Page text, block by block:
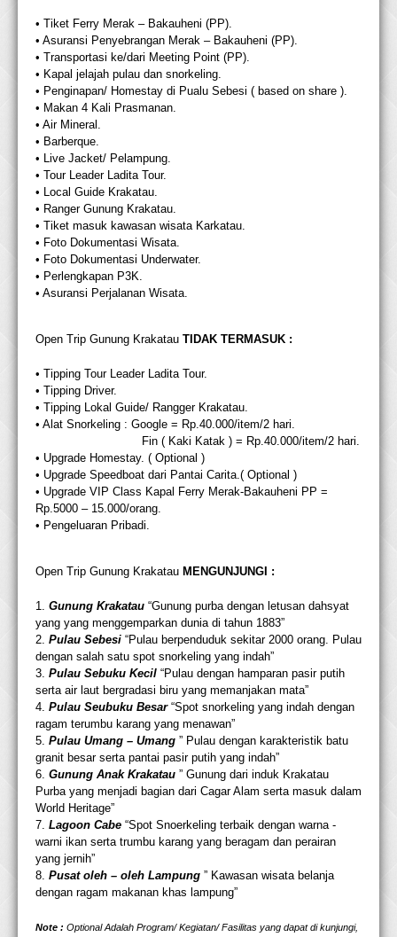
• Tiket Ferry Merak – Bakauheni (PP).
• Asuransi Penyebrangan Merak – Bakauheni (PP).
• Transportasi ke/dari Meeting Point (PP).
• Kapal jelajah pulau dan snorkeling.
• Penginapan/ Homestay di Pualu Sebesi ( based on share ).
• Makan 4 Kali Prasmanan.
• Air Mineral.
• Barberque.
• Live Jacket/ Pelampung.
• Tour Leader Ladita Tour.
• Local Guide Krakatau.
• Ranger Gunung Krakatau.
• Tiket masuk kawasan wisata Karkatau.
• Foto Dokumentasi Wisata.
• Foto Dokumentasi Underwater.
• Perlengkapan P3K.
• Asuransi Perjalanan Wisata.
Open Trip Gunung Krakatau TIDAK TERMASUK :
• Tipping Tour Leader Ladita Tour.
• Tipping Driver.
• Tipping Lokal Guide/ Rangger Krakatau.
• Alat Snorkeling : Google = Rp.40.000/item/2 hari.
Fin ( Kaki Katak ) = Rp.40.000/item/2 hari.
• Upgrade Homestay. ( Optional )
• Upgrade Speedboat dari Pantai Carita.( Optional )
• Upgrade VIP Class Kapal Ferry Merak-Bakauheni PP =
Rp.5000 – 15.000/orang.
• Pengeluaran Pribadi.
Open Trip Gunung Krakatau MENGUNJUNGI :
1. Gunung Krakatau “Gunung purba dengan letusan dahsyat
yang yang menggemparkan dunia di tahun 1883”
2. Pulau Sebesi “Pulau berpenduduk sekitar 2000 orang. Pulau
dengan salah satu spot snorkeling yang indah”
3. Pulau Sebuku Kecil “Pulau dengan hamparan pasir putih
serta air laut bergradasi biru yang memanjakan mata”
4. Pulau Seubuku Besar“Spot snorkeling yang indah dengan
ragam terumbu karang yang menawan”
5. Pulau Umang – Umang ” Pulau dengan karakteristik batu
granit besar serta pantai pasir putih yang indah”
6. Gunung Anak Krakatau ” Gunung dari induk Krakatau
Purba yang menjadi bagian dari Cagar Alam serta masuk dalam
World Heritage”
7. Lagoon Cabe “Spot Snoerkeling terbaik dengan warna -
warni ikan serta trumbu karang yang beragam dan perairan
yang jernih”
8. Pusat oleh – oleh Lampung ” Kawasan wisata belanja
dengan ragam makanan khas lampung”
Note : Optional Adalah Program/ Kegiatan/ Fasilitas yang dapat di kunjungi,